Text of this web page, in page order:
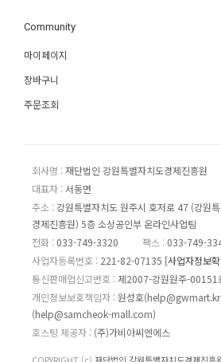
Community
마이페이지
장바구니
주문조회
회사명 :재단법인 강원특별자치도경제진흥원
대표자 :서동면
주소 :강원특별자치도 원주시 호저로 47 (강원
경제진흥원) 5층 소상공인부 온라인사업팀
전화 : 033-749-3320 팩스 : 033-749-
사업자등록번호 : 221-82-07135 [사업자정보
통신판매업신고번호 :제2007-강원원주-00151
개인정보보호책임자 :원성호
(help@samcheok-mall.com)
호스팅 제공자 : (주)가비아씨엔에스